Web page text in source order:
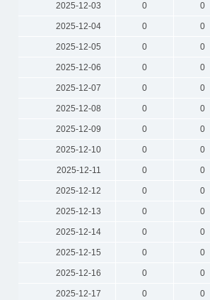
2025-12-03 0 0
2025-12-04 0 0
2025-12-05 0 0
2025-12-06 0 0
2025-12-07 0 0
2025-12-08 0 0
2025-12-09 0 0
2025-12-10 0 0
2025-12-11 0 0
2025-12-12 0 0
2025-12-13 0 0
2025-12-14 0 0
2025-12-15 0 0
2025-12-16 0 0
2025-12-17 0 0